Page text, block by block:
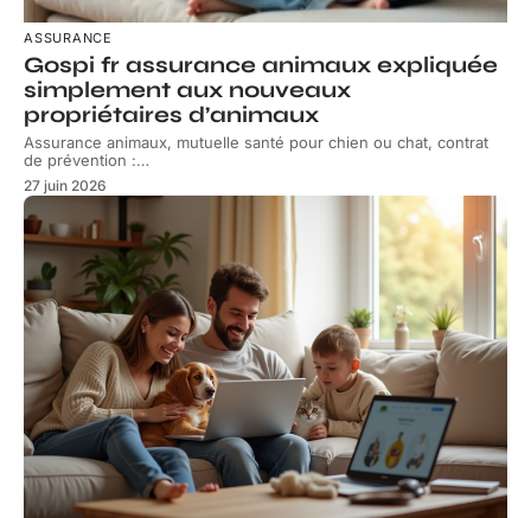
ASSURANCE
Gospi fr assurance animaux expliquée
simplement aux nouveaux
propriétaires d’animaux
Assurance animaux, mutuelle santé pour chien ou chat, contrat
de prévention :…
27 juin 2026